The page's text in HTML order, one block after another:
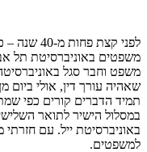
לפני קצת
משפטים באוניברסיטת תל
משפט וחבר סגל
שאהיה עורך דין, אולי ביום
תמיד הדברים קורים כפי
במסלול הישיר לתואר
באוניברסיטת ייל. עם
למשפטים.